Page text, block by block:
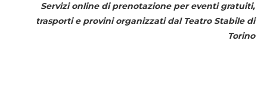
Servizi online di prenotazione per eventi gratuiti,
trasporti e provini organizzati dal Teatro Stabile di
Torino